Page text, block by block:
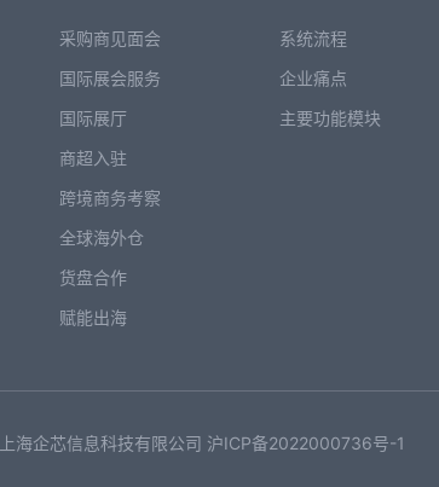
采购商见面会
国际展会服务
国际展厅
商超入驻
跨境商务考察
全球海外仓
货盘合作
赋能出海
系统流程
企业痛点
主要功能模块
海企芯信息科技有限公司 沪ICP备2022000736号-1